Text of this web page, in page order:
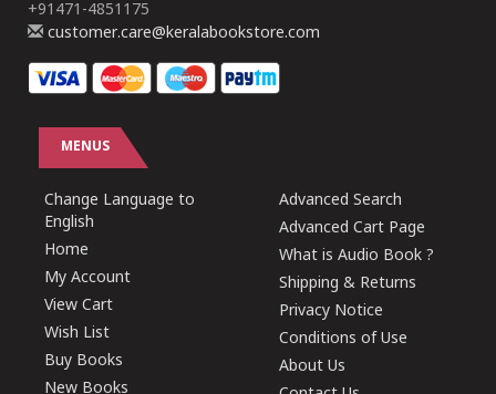
+91471-4851175
customer.care@keralabookstore.com
MENUS
Change Language to
English
Home
My Account
View Cart
Wish List
Buy Books
New Books
Advanced Search
Advanced Cart Page
What is Audio Book ?
Shipping & Returns
Privacy Notice
Conditions of Use
About Us